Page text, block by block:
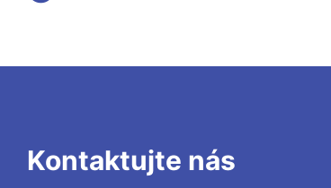
Kontaktujte nás